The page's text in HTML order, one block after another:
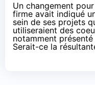
Un changement
firme avait indiqué
sein de ses projets
utiliseraient des
notamment
Serait-ce la